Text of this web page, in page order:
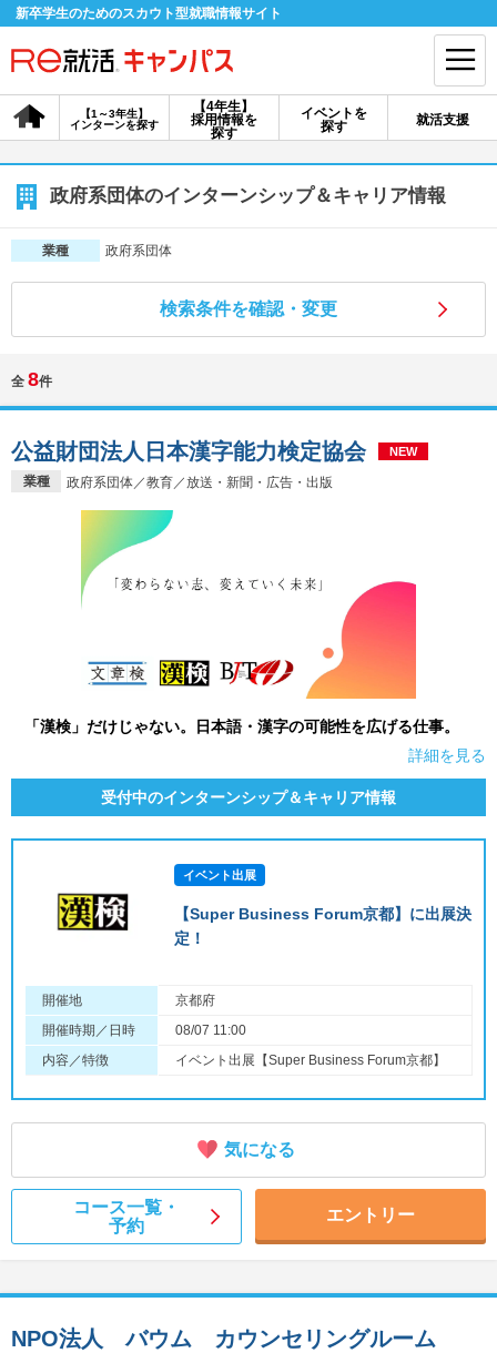
新卒学生のためのスカウト型就職情報サイト
【4年生】
採用情報を
探す
【1～3年生】
インターンを探す
イベントを
探す
就活支援
会員登録 ログイン
会員ID・パスワードを忘れた方はこちら
探す
【4年生】
【1～3年生】
イベントを探す スカウト お知らせ
就活ノウハウ・サポート
就活支援
就活ノウハウが満載！
就活チャンネル
動画で対策講座をチェック
就活時事ニュースを更新
よくある質問
不明点があればこちら
政府系団体のインターンシップ＆キャリア情報
業種 政府系団体
検索条件を確認・変更
全 8件
業種 政府系団体／教育／放送・新聞・広告・出版
公益財団法人日本漢字能力検定協会 NEW
「漢検」だけじゃない。日本語・漢字の可能性を広げる仕事。
詳細を見る
受付中のインターンシップ＆キャリア情報
イベント出展
【Super Business Forum京都】に出展決
定！
開催地
京都府
開催時期／日時
08/07 11:00
内容／特徴
イベント出展【Super Business Forum京都】
気になる
コース一覧・
予約
エントリー
NPO法人 バウム カウンセリングルーム